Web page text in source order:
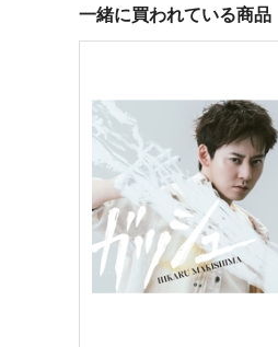
マブリート
1,642
ホークス×轟冬美
サンプル 作品詳細
一緒に買われている商品